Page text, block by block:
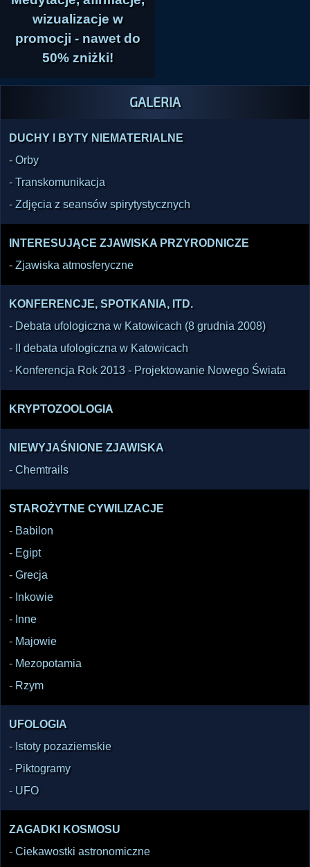
wizualizacje w
promocji - nawet do
50% zniżki!
GALERIA
DUCHY I BYTY NIEMATERIALNE
-Orby
-Transkomunikacja
-Zdjęcia z seansów spirytystycznych
INTERESUJĄCE ZJAWISKA PRZYRODNICZE
- Zjawiska atmosferyczne
KONFERENCJE, SPOTKANIA, ITD.
- Debata ufologiczna w Katowicach (8 grudnia 2008)
- II debata ufologiczna w Katowicach
- Konferencja Rok 2013 - Projektowanie Nowego Świata
KRYPTOZOOLOGIA
NIEWYJAŚNIONE ZJAWISKA
-Chemtrails
STAROŻYTNE CYWILIZACJE
- Babilon
- Egipt
- Grecja
- Inkowie
- Inne
- Majowie
- Mezopotamia
- Rzym
UFOLOGIA
- Istoty pozaziemskie
- Piktogramy
- UFO
ZAGADKI KOSMOSU
- Ciekawostki astronomiczne